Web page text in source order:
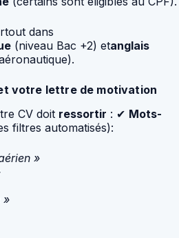
dans
(niveau Bac +2) etanglais
votre lettre de motivation
CV doit ressortir : ✔ Mots-
filtres automatisés):
»
»